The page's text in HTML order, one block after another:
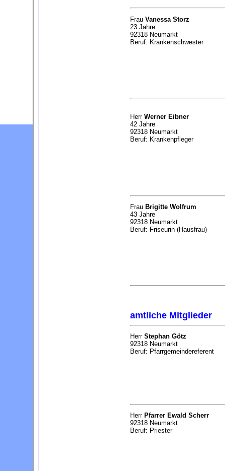
Frau Vanessa Storz
23 Jahre
92318 Neumarkt
Beruf: Krankenschwester
Herr Werner Eibner
42 Jahre
92318 Neumarkt
Beruf: Krankenpfleger
Frau Brigitte Wolfrum
43 Jahre
92318 Neumarkt
Beruf: Friseurin (Hausfrau)
amtliche Mitglieder
Herr Stephan Götz
92318 Neumarkt
Beruf: Pfarrgemeindereferent
Herr Pfarrer Ewald Scherr
92318 Neumarkt
Beruf: Priester